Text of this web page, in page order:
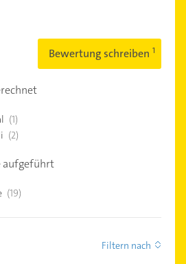
Bewertung schreiben
(1)
(2)
aufgeführt
(19)
Filtern nach